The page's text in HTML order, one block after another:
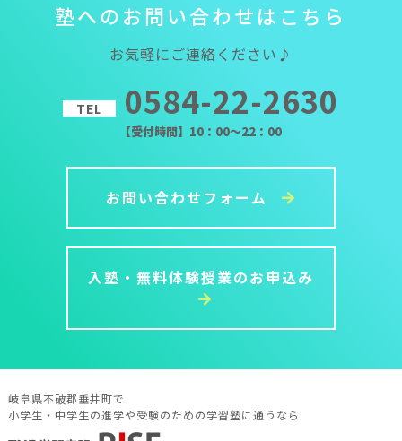
塾への お問い合わせは こ ち ら
お気軽にご連絡ください♪
TEL 0584-22-2630
【受付時間】10：00～22：00
お問い合わせフォーム
入塾・無料体験授業のお申込み
岐阜県不破郡垂井町で
小学生・中学生の進学や受験のための学習塾に通うなら